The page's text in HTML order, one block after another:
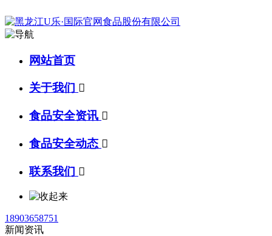
网站首页
关于我们 
食品安全资讯 
食品安全动态 
联系我们 
18903658751
新闻资讯